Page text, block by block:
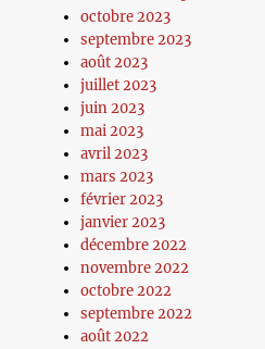
octobre 2023
septembre 2023
août 2023
juillet 2023
juin 2023
mai 2023
avril 2023
mars 2023
février 2023
janvier 2023
décembre 2022
novembre 2022
octobre 2022
septembre 2022
août 2022